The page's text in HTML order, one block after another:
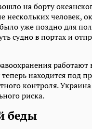
на борту
человек,
было уже поздно для
судно в портах и
работают
находится под
контроля. Украина
риска.
беды